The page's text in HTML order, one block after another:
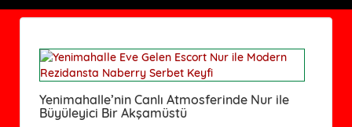
Yenimahalle’nin Canlı Atmosferinde Nur ile
Büyüleyici Bir Akşamüstü